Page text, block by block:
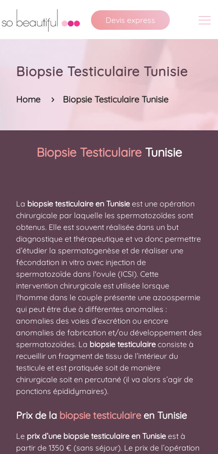
Devis express
Biopsie Testiculaire Tunisie
Home Biopsie Testiculaire Tunisie
Biopsie TesticulaireTunisie
La biopsie testiculaire en Tunisie est une opération
chirurgicale par laquelle les spermatozoïdes sont
obtenus. Elle est souvent réalisée dans un but
diagnostique et thérapeutique et va donc permettre
d’étudier la spermatogenèse et de réaliser une
fécondation in vitro avec injection de
spermatozoïde dans l'ovule (ICSI). Cette
intervention chirurgicale est utilisée lorsque
l'homme dans le couple présente une azoospermie
qui peut être due à différentes anomalies :
anomalies des voies d’excrétion ou encore
anomalies de fabrication et/ou développement des
spermatozoïdes. La biopsie testiculaire consiste à
recueillir un fragment de tissu de l’intérieur du
testicule et est pratiquée soit de manière
chirurgicale soit en percutané (il va alors s’agir de
ponctions épididymaires).
Prix de la biopsie testiculaire en Tunisie
Le prix d’une biopsie testiculaire en Tunisie est à
partir de 1350 € (sans séjour). Le prix de l’opération